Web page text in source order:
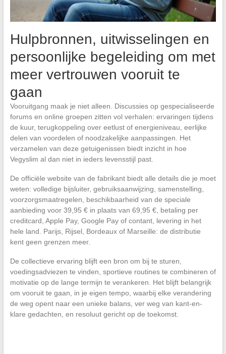
Hulpbronnen, uitwisselingen en
persoonlijke begeleiding om met
meer vertrouwen vooruit te
gaan
Vooruitgang maak je niet alleen. Discussies op gespecialiseerde
forums en online groepen zitten vol verhalen: ervaringen tijdens
de kuur, terugkoppeling over eetlust of energieniveau, eerlijke
delen van voordelen of noodzakelijke aanpassingen. Het
verzamelen van deze getuigenissen biedt inzicht in hoe
Vegyslim al dan niet in ieders levensstijl past.
De officiële website van de fabrikant biedt alle details die je moet
weten: volledige bijsluiter, gebruiksaanwijzing, samenstelling,
voorzorgsmaatregelen, beschikbaarheid van de speciale
aanbieding voor 39,95 € in plaats van 69,95 €, betaling per
creditcard, Apple Pay, Google Pay of contant, levering in het
hele land. Parijs, Rijsel, Bordeaux of Marseille: de distributie
kent geen grenzen meer.
De collectieve ervaring blijft een bron om bij te sturen,
voedingsadviezen te vinden, sportieve routines te combineren of
motivatie op de lange termijn te verankeren. Het blijft belangrijk
om vooruit te gaan, in je eigen tempo, waarbij elke verandering
de weg opent naar een unieke balans, ver weg van kant-en-
klare gedachten, en resoluut gericht op de toekomst.